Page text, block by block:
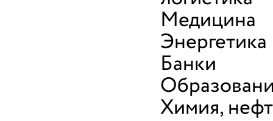
Медицина
Энергетика
Банки
Химия,